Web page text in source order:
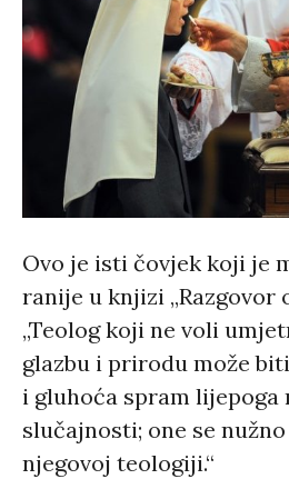
Ovo je isti čovjek koji je
ranije u knjizi „Razgovor
„Teolog koji ne voli
glazbu i prirodu može
i gluhoća spram lijepoga
slučajnosti; one se
njegovoj teologiji.“